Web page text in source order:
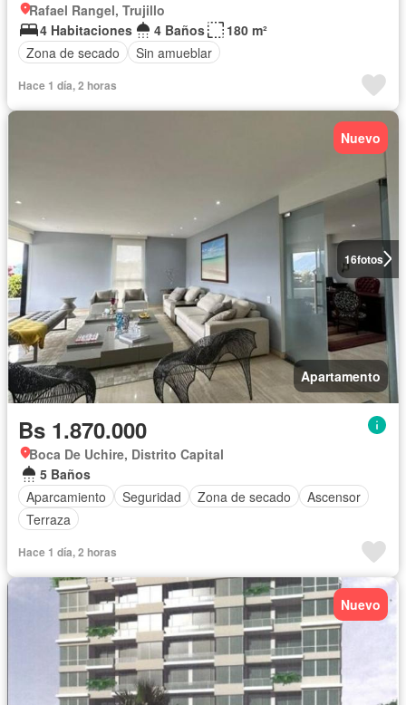
Rafael Rangel, Trujillo
4 Habitaciones
4 Baños
180 m²
Zona de secado
Sin amueblar
Hace 1 día, 2 horas
16fotos
Nuevo
Apartamento
Bs 1.870.000
Boca De Uchire, Distrito Capital
5 Baños
Aparcamiento
Seguridad Zona de secado
Ascensor
Terraza
Hace 1 día, 2 horas
Nuevo